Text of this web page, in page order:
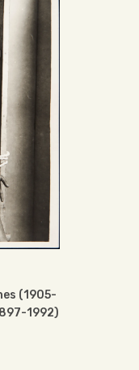
(1905-
1992)